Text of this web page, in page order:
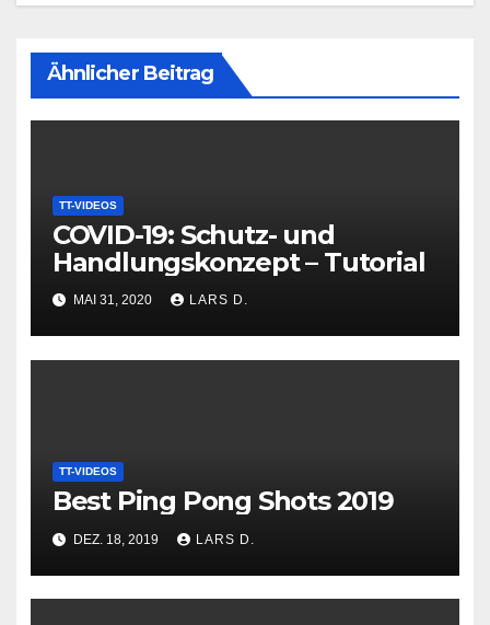
Ähnlicher Beitrag
TT-VIDEOS
COVID-19: Schutz- und
Handlungskonzept – Tutorial
MAI 31, 2020 LARS D.
TT-VIDEOS
Best Ping Pong Shots 2019
DEZ. 18, 2019 LARS D.